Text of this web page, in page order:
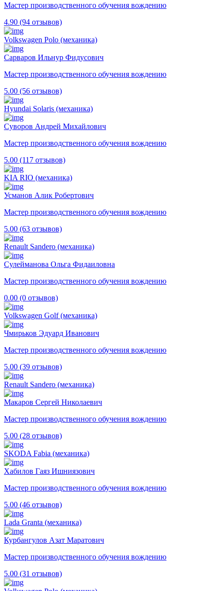
Мастер производственного обучения вождению
4.90 (94 отзывов)
Volkswagen Polo (механика)
Сарваров Ильнур Фидусович
Мастер производственного обучения вождению
5.00 (56 отзывов)
Hyundai Solaris (механика)
Суворов Андрей Михайлович
Мастер производственного обучения вождению
5.00 (117 отзывов)
KIA RIO (механика)
Усманов Алик Робертович
Мастер производственного обучения вождению
5.00 (63 отзывов)
Renault Sandero (механика)
Сулейманова Ольга Фидаиловна
Мастер производственного обучения вождению
0.00 (0 отзывов)
Volkswagen Golf (механика)
Чмирьков Эдуард Иванович
Мастер производственного обучения вождению
5.00 (39 отзывов)
Renault Sandero (механика)
Макаров Сергей Николаевич
Мастер производственного обучения вождению
5.00 (28 отзывов)
SKODA Fabia (механика)
Хабилов Гаяз Ишниязович
Мастер производственного обучения вождению
5.00 (46 отзывов)
Lada Granta (механика)
Курбангулов Азат Маратович
Мастер производственного обучения вождению
5.00 (31 отзывов)